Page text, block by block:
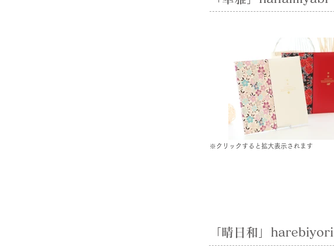
※クリックすると拡大表示されます
「晴日和」harebiyori